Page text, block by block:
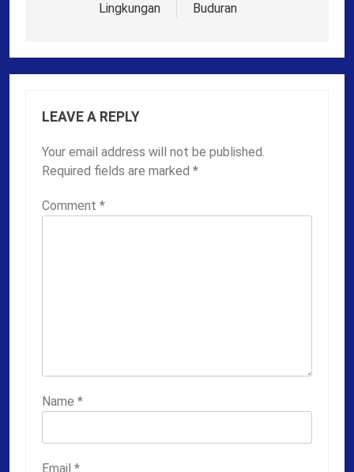
Lingkungan
Buduran
LEAVE A REPLY
Your email address will not be published.
Required fields are marked *
Comment *
Name *
Email *